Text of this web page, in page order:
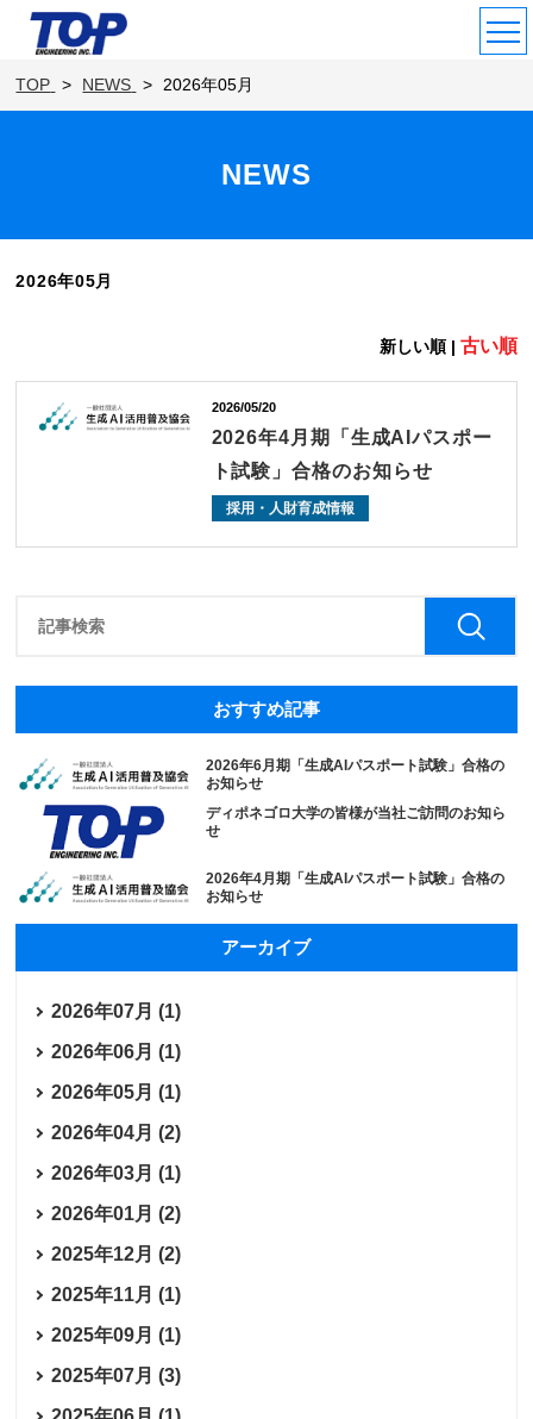
TOP NEWS 2026年05月
NEWS
2026年05月
新しい順 | 古い順
2026/05/20
2026年4月期「生成AIパスポー
ト試験」合格のお知らせ
採用・人財育成情報
おすすめ記事
2026年6月期「生成AIパスポート試験」合格の
お知らせ
ディポネゴロ大学の皆様が当社ご訪問のお知ら
せ
2026年4月期「生成AIパスポート試験」合格の
お知らせ
アーカイブ
2026年07月 (1)
2026年06月 (1)
2026年05月 (1)
2026年04月 (2)
2026年03月 (1)
2026年01月 (2)
2025年12月 (2)
2025年11月 (1)
2025年09月 (1)
2025年07月 (3)